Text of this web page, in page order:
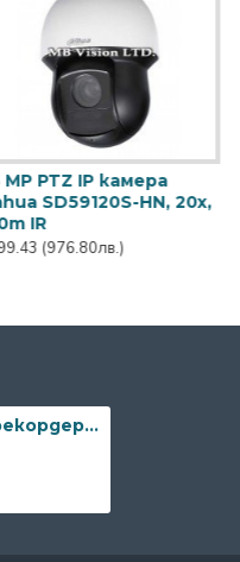
12MP IP камера Dahua
IPC-EBW81230,
панорамна, IR 10m
€945.05(1848.37лв.)
16-канален NVR рекордер Dahua NVR5216-EI2